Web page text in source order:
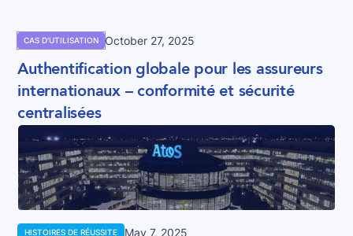
CAS D'UTILISATION October 27, 2025
Authentification globale pour les assureurs
internationaux – conformité et sécurité
centralisées
HISTOIRES DE RÉUSSITE May 7, 2025